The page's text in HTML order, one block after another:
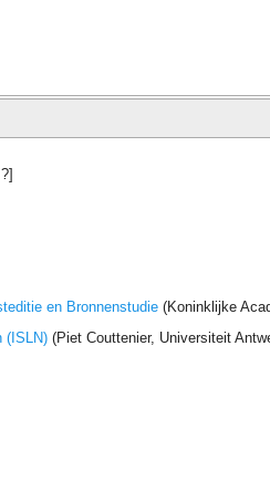
en Bronnenstudie (Koninklijke
(ISLN) (Piet Couttenier, Universiteit